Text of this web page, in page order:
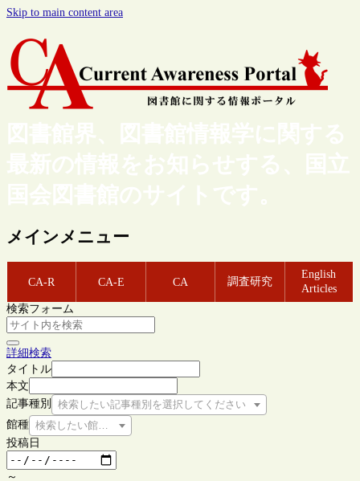
Skip to main content area
図書館界、図書館情報学に関する
最新の情報をお知らせする、国立
国会図書館のサイトです。
メインメニュー
CA-R CA-E CA 調査研究
English
Articles
検索フォーム
詳細検索
タイトル
本文
記事種別
検索したい記事種別を選択してください
館種 検索したい館種を選択してください
投稿日
～